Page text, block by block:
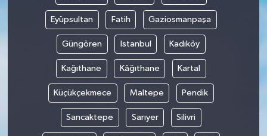
Eyüpsultan Fatih Gaziosmanpaşa
Güngören Istanbul Kadıköy
Kağıthane Kâğıthane Kartal
Küçükçekmece Maltepe Pendik
Sancaktepe Sarıyer Silivri